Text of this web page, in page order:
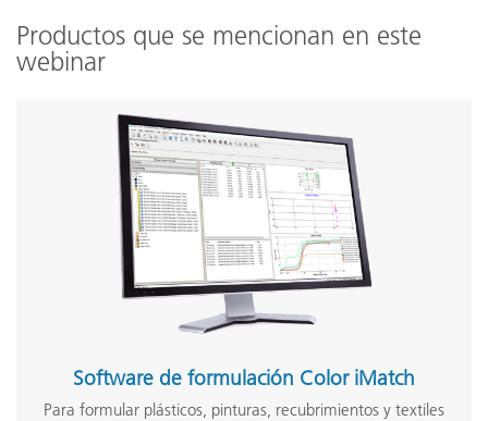
Productos que se mencionan en este
webinar
Software de formulación Color iMatch
Para formular plásticos, pinturas, recubrimientos y textiles